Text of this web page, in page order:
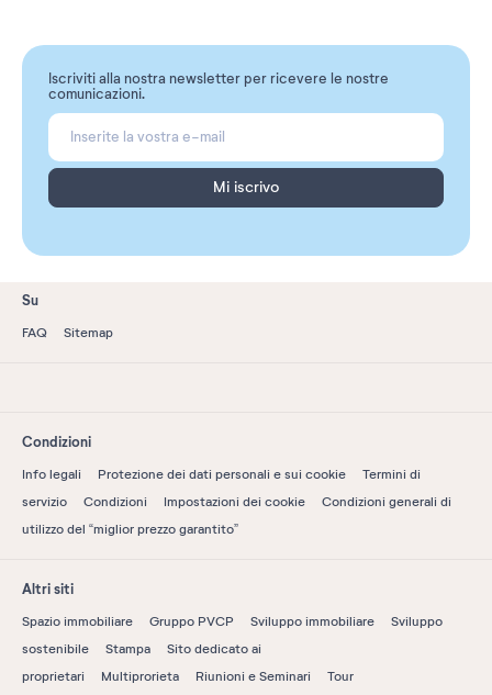
Iscriviti alla nostra newsletter per ricevere le nostre
comunicazioni.
Mi iscrivo
Su
FAQ Sitemap
Condizioni
Info legali Protezione dei dati personali e sui cookie
Termini di
servizio
Condizioni Impostazioni dei cookie
Condizioni generali di
utilizzo del “miglior prezzo garantito”
Altri siti
Spazio immobiliare Gruppo PVCP Sviluppo immobiliare
Sviluppo
sostenibile
Stampa
Sito dedicato ai
proprietari
Multiprorieta Riunioni e Seminari
Tour